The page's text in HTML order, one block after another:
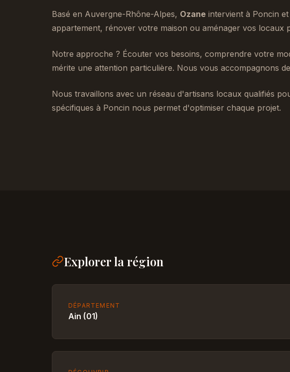
Basé en Auvergne-Rhône-Alpes, Ozane intervient à Poncin
appartement, rénover votre maison ou aménager vos
Notre approche ? Écouter vos besoins, comprendre votre
mérite une attention particulière. Nous vous accompagnons
Nous travaillons avec un réseau d'artisans locaux qualifiés
spécifiques à Poncin nous permet d'optimiser chaque projet.
Explorer la région
DÉPARTEMENT
Ain (01)